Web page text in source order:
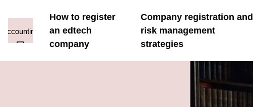
How to register
an edtech
company
Company registration and
risk management
strategies